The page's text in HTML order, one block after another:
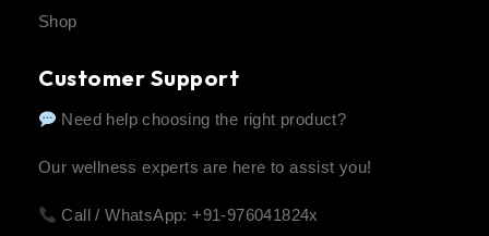
Shop
Customer Support
Need help choosing the right product?
Our wellness experts are here to assist you!
Call / WhatsApp: +91-976041824x